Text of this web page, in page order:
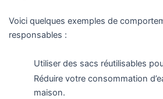
Voici quelques exemples de
responsables :
Utiliser des sacs réutilisables
Réduire votre consommation
maison.